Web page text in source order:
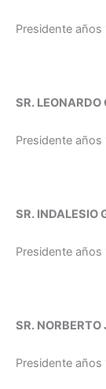
Presidente años
SR.
Presidente años
SR. INDALESIO
Presidente años
SR.
Presidente años